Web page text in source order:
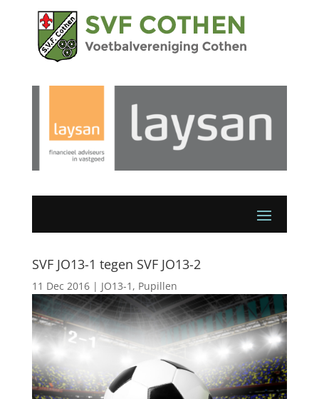
SVF JO13-1 tegen SVF JO13-2
11 Dec 2016| JO13-1 , Pupillen